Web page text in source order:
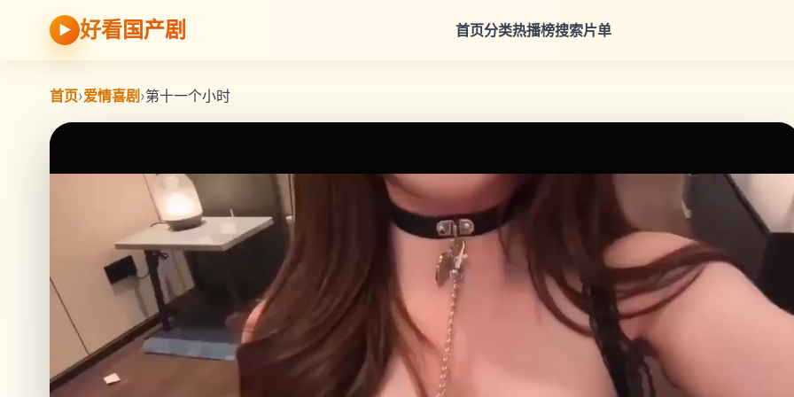
▶ 好看国产剧 首页分类热播榜搜索片单
首页›爱情喜剧 ›第十一个小时